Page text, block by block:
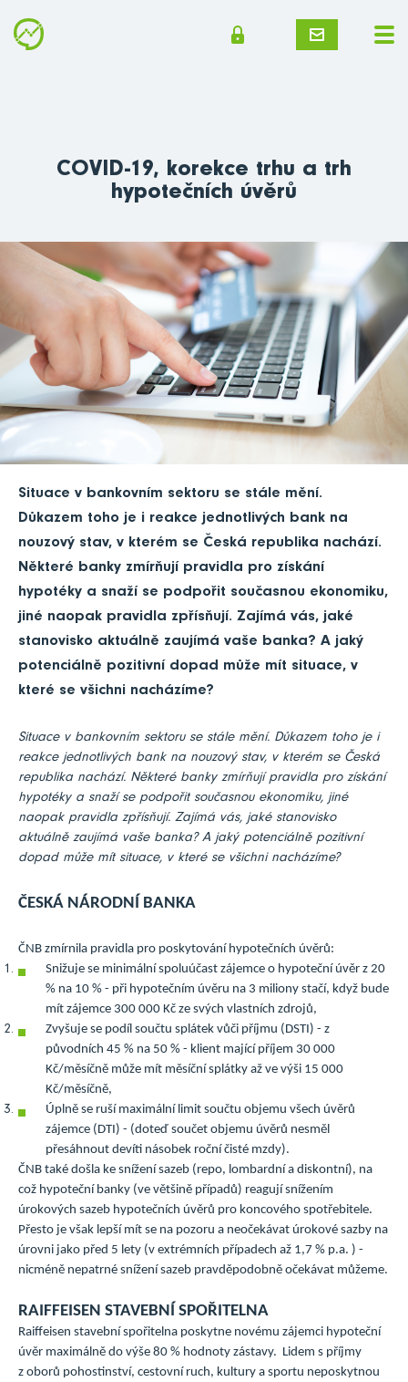
COVID-19, korekce trhu a trh
hypotečních úvěrů
Situace v bankovním sektoru se stále mění.
Důkazem toho je i reakce jednotlivých bank na
nouzový stav, v kterém se Česká republika nachází.
Některé banky zmírňují pravidla pro získání
hypotéky a snaží se podpořit současnou ekonomiku,
jiné naopak pravidla zpřísňují. Zajímá vás, jaké
stanovisko aktuálně zaujímá vaše banka? A jaký
potenciálně pozitivní dopad může mít situace, v
které se všichni nacházíme?
Situace v bankovním sektoru se stále mění. Důkazem toho je i
reakce jednotlivých bank na nouzový stav, v kterém se Česká
republika nachází. Některé banky zmírňují pravidla pro získání
hypotéky a snaží se podpořit současnou ekonomiku, jiné
naopak pravidla zpřísňují. Zajímá vás, jaké stanovisko
aktuálně zaujímá vaše banka? A jaký potenciálně pozitivní
dopad může mít situace, v které se všichni nacházíme?
ČESKÁ NÁRODNÍ BANKA
ČNB zmírnila pravidla pro poskytování hypotečních úvěrů:
Snižuje se minimální spoluúčast zájemce o hypoteční úvěr z 20
% na 10 % - při hypotečním úvěru na 3 miliony stačí, když bude
mít zájemce 300 000 Kč ze svých vlastních zdrojů,
Zvyšuje se podíl součtu splátek vůči příjmu (DSTI) - z
původních 45 % na 50 % - klient mající příjem 30 000
Kč/měsíčně může mít měsíční splátky až ve výši 15 000
Kč/měsíčně,
Úplně se ruší maximální limit součtu objemu všech úvěrů
zájemce (DTI) - (doteď součet objemu úvěrů nesměl
přesáhnout devíti násobek roční čisté mzdy).
ČNB také došla ke snížení sazeb (repo, lombardní a diskontní), na
což hypoteční banky (ve většině případů) reagují snížením
úrokových sazeb hypotečních úvěrů pro koncového spotřebitele.
Přesto je však lepší mít se na pozoru a neočekávat úrokové sazby na
úrovni jako před 5 lety (v extrémních případech až 1,7 % p.a. ) -
nicméně nepatrné snížení sazeb pravděpodobně očekávat můžeme.
RAIFFEISEN STAVEBNÍ SPOŘITELNA
Raiffeisen stavební spořitelna poskytne novému zájemci hypoteční
úvěr maximálně do výše 80 % hodnoty zástavy. Lidem s příjmy
z oborů pohostinství, cestovní ruch, kultury a sportu neposkytnou